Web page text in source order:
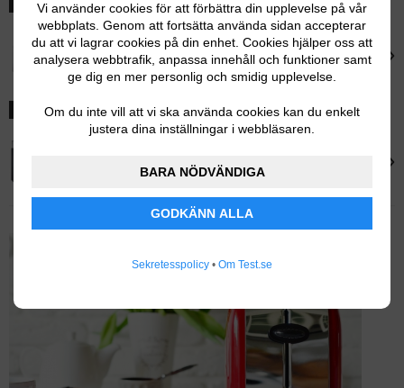
Vi använder cookies för att förbättra din upplevelse på vår
webbplats. Genom att fortsätta använda sidan accepterar
du att vi lagrar cookies på din enhet. Cookies hjälper oss att
analysera webbtrafik, anpassa innehåll och funktioner samt
ge dig en mer personlig och smidig upplevelse.
Om du inte vill att vi ska använda cookies kan du enkelt
justera dina inställningar i webbläsaren.
BARA NÖDVÄNDIGA
GODKÄNN ALLA
Sekretesspolicy • Om Test.se
BÄSTA FÖR 4 SKIVOR
Dualit
Dualit Classic 4 Slice ›
BRA VAL
Graef TO60 ›